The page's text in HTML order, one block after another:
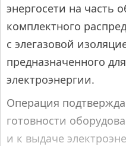
энергосети на часть
комплектного
с элегазовой
предназначенного
электроэнергии.
Операция
готовности
и к выдаче